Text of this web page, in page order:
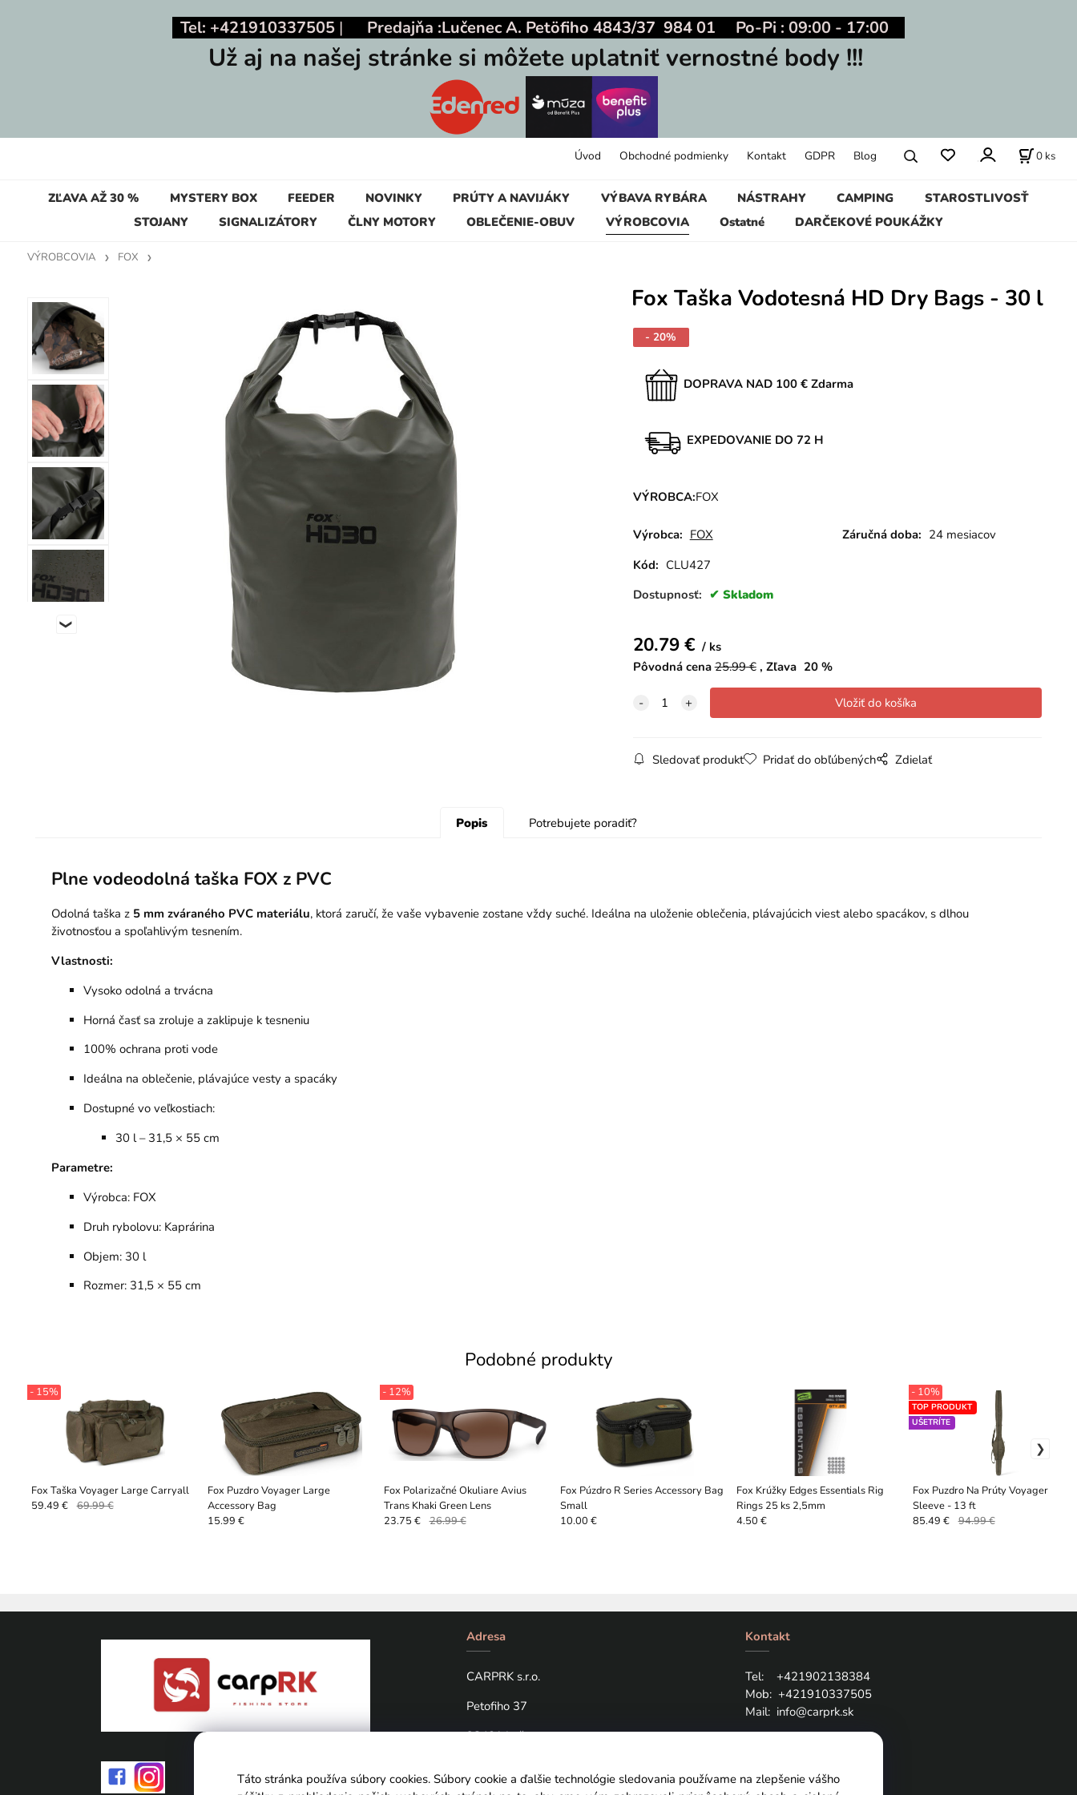
Tel: +421910337505 | Predajňa :Lučenec A. Petöfiho 4843/37 984 01 Po-Pi : 09:00 - 17:00
Už aj na našej stránke si môžete uplatniť vernostné body !!!
ZĽAVA AŽ 30 % MYSTERY BOX FEEDER NOVINKY PRÚTY A NAVIJÁKY VÝBAVA RYBÁRA NÁSTRAHY CAMPING
STAROSTLIVOSŤ
STOJANY
SIGNALIZÁTORY ČLNY MOTORY OBLEČENIE-OBUV VÝROBCOVIA Ostatné DARČEKOVÉ POUKÁŽKY
Úvod Obchodné podmienky Kontakt GDPR Blog 0 ks
VÝROBCOVIA FOX
Fox Taška Vodotesná HD Dry Bags - 30 l
- 20%
DOPRAVA NAD 100 € Zdarma
EXPEDOVANIE DO 72 H
VÝROBCA:FOX
Výrobca: FOX Záručná doba: 24 mesiacov
Kód: CLU427
Dostupnosť:
Skladom
20.79€
ks
Pôvodná cena 25.99€ Zľava 20%
Sledovať produkt Pridať do obľúbených Zdielať
Popis Potrebujete poradiť?
Plne vodeodolná taška FOX z PVC
Odolná taška z 5 mm zváraného PVC materiálu, ktorá zaručí, že vaše vybavenie zostane vždy suché. Ideálna na uloženie oblečenia, plávajúcich viest alebo spacákov, s dlhou
životnosťou a spoľahlivým tesnením.
Vlastnosti:
Vysoko odolná a trvácna
Horná časť sa zroluje a zaklipuje k tesneniu
100% ochrana proti vode
Ideálna na oblečenie, plávajúce vesty a spacáky
Dostupné vo veľkostiach:
30 l – 31,5 × 55 cm
Parametre:
Výrobca: FOX
Druh rybolovu: Kaprárina
Objem: 30 l
Rozmer: 31,5 × 55 cm
Podobné produkty
Fox Taška Voyager Large Carryall
- 15%
59.49 € 69.99 €
Fox Puzdro Voyager Large
Accessory Bag
15.99 €
Fox Polarizačné Okuliare Avius
Trans Khaki Green Lens
- 12%
23.75 € 26.99 €
Fox Púzdro R Series Accessory Bag
Small
10.00 €
Fox Krúžky Edges Essentials Rig
Rings 25 ks 2,5mm
4.50 €
Fox Puzdro Na Prúty Voyager 2 Rod
Sleeve - 13 ft
TOP PRODUKT
UŠETRÍTE
- 10%
85.49 € 94.99 €
Adresa
CARPRK s.r.o.
Petofiho 37
98401 Lučenec
Kontakt
Tel: +421902138384
Mob: +421910337505
Mail: info@carprk.sk
Táto stránka používa súbory cookies. Súbory cookie a ďalšie technológie sledovania používame na zlepšenie vášho